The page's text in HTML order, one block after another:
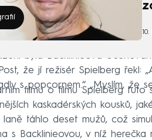
byla Backlinieová
že jí režisér Spielberg řekl:
s popcornem.“ „Myslím, že
filmu o filmu Spielberg tuto
kaskadérských kousků,
táhlo deset mužů, což
s Backlinieovou, v níž